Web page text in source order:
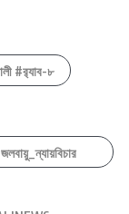
#র‍্যাব-৮